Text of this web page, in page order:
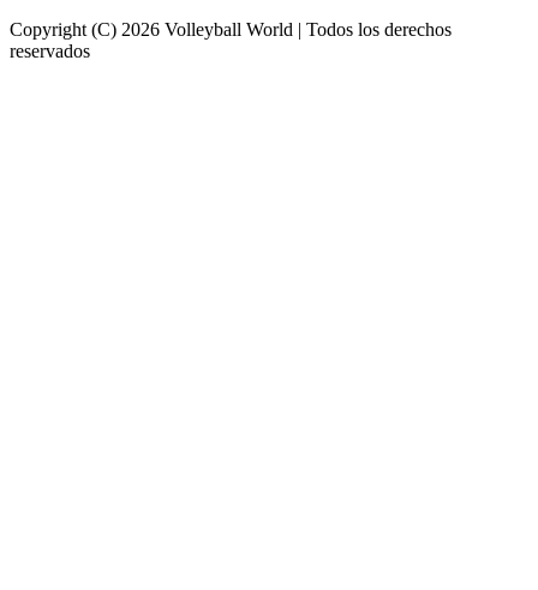
Copyright (C) 2026 Volleyball World | Todos los derechos
reservados